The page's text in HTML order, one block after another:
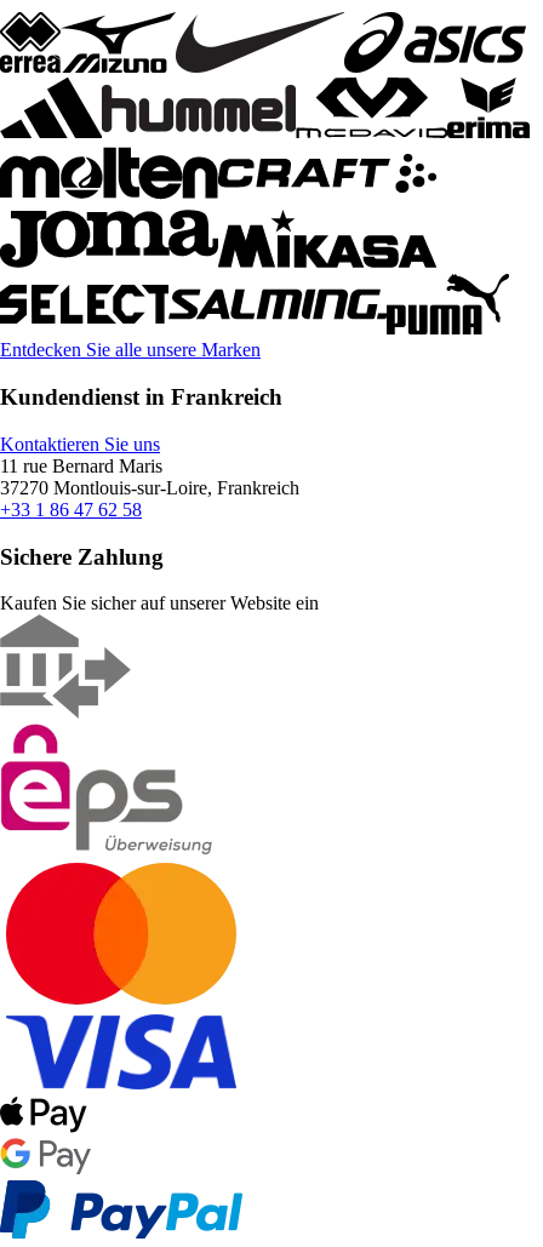
Entdecken Sie alle unsere Marken
Kundendienst in Frankreich
Kontaktieren Sie uns
11 rue Bernard Maris
37270 Montlouis-sur-Loire, Frankreich
+33 1 86 47 62 58
Sichere Zahlung
Kaufen Sie sicher auf unserer Website ein